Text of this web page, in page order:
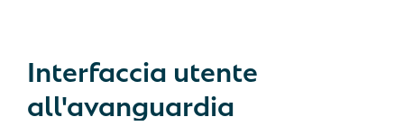
Interfaccia utente
all'avanguardia